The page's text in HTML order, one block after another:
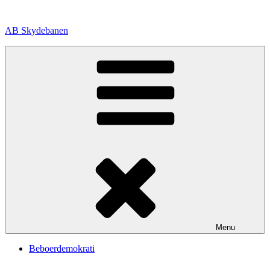
indhold
AB Skydebanen
Menu
Beboerdemokrati